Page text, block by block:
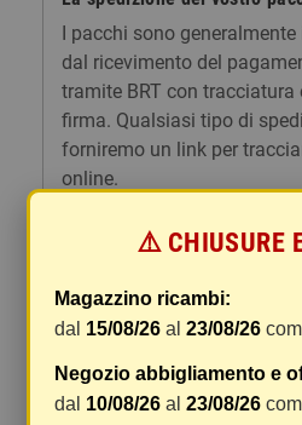
I pacchi sono
dal ricevimento del
tramite BRT con tracciatura
firma. Qualsiasi tipo di
forniremo un link per
online.
gestione e imballaggio e le
variano a seconda del peso
spedizione. Vi consigliamo
vostri articoli in un unico
possibile raggruppare due
⚠️ CHIUSURE
Magazzino ricambi:
dal 15/08/26 al23/08/26
Negozio abbigliamento e
dal 10/08/26 al23/08/26